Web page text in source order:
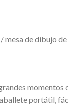
de dibujo
portátil,